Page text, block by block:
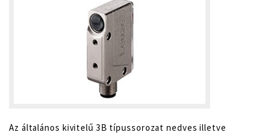
Az általános kivitelű 3B típussorozat nedves illetve